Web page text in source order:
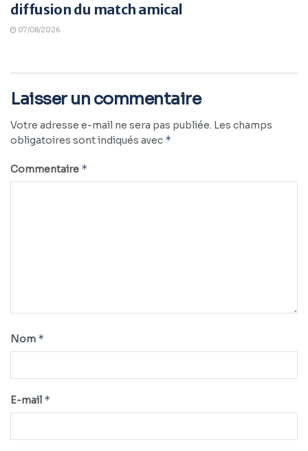
diffusion du match amical
07/08/2026
Laisser un commentaire
Votre adresse e-mail ne sera pas publiée. Les champs
obligatoires sont indiqués avec *
Commentaire *
Nom *
E-mail *